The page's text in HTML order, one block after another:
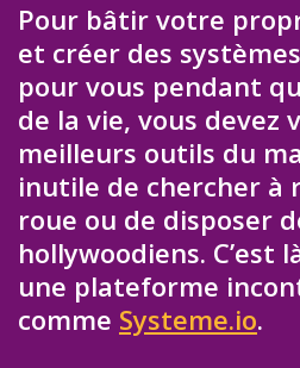
Pour bâtir votre
et créer des
pour vous pendant
de la vie, vous devez
meilleurs outils du
inutile de chercher à
roue ou de disposer
hollywoodiens. C’est
une plateforme
comme Systeme.io.